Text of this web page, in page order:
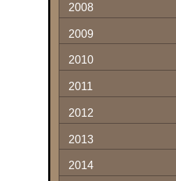
2008
2009
2010
2011
2012
2013
2014
26 Halmetoja ja